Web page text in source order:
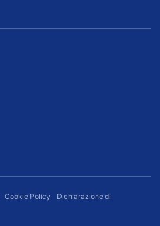
Cookie Policy
Dichiarazione di